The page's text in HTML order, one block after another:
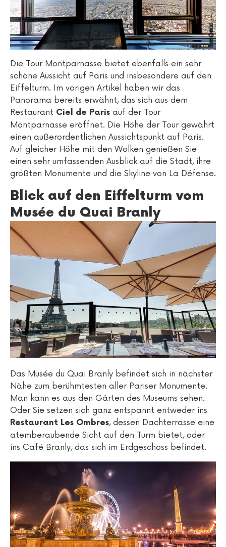
Die Tour Montparnasse bietet ebenfalls ein sehr
schöne Aussicht auf Paris und insbesondere auf den
Eiffelturm. Im vorigen Artikel haben wir das
Panorama bereits erwähnt, das sich aus dem
Restaurant Ciel de Paris auf der Tour
Montparnasse eröffnet. Die Höhe der Tour gewährt
einen außerordentlichen Aussichtspunkt auf Paris.
Auf gleicher Höhe mit den Wolken genießen Sie
einen sehr umfassenden Ausblick auf die Stadt, ihre
größten Monumente und die Skyline von La Défense.
Blick auf den Eiffelturm vom
Musée du Quai Branly
Das Musée du Quai Branly befindet sich in nächster
Nähe zum berühmtesten aller Pariser Monumente.
Man kann es aus den Gärten des Museums sehen.
Oder Sie setzen sich ganz entspannt entweder ins
Restaurant Les Ombres, dessen Dachterrasse eine
atemberaubende Sicht auf den Turm bietet, oder
ins Café Branly, das sich im Erdgeschoss befindet.